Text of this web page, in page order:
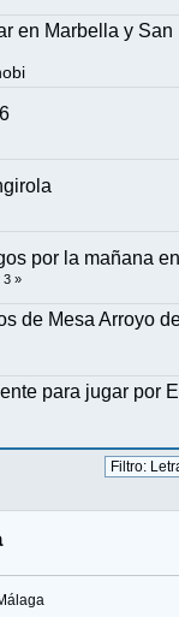
en Marbella y San
por la mañana
3 »
de Mesa Arroyo
para jugar por